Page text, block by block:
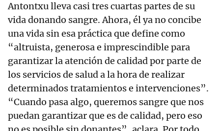
Antontxu lleva casi tres cuartas partes de su
vida donando sangre. Ahora, él ya no concibe
una vida sin esa práctica que define como
“altruista, generosa e imprescindible para
garantizar la atención de calidad por parte de
los servicios de salud a la hora de realizar
determinados tratamientos e intervenciones”.
“Cuando pasa algo, queremos sangre que nos
puedan garantizar que es de calidad, pero eso